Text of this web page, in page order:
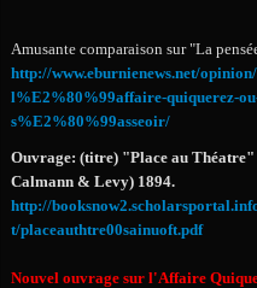
Amusante comparaison sur "La
http://www.eburnienews.net/
l%E2%80%99affaire-quiquerez-
s%E2%80%99asseoir/
Ouvrage: (titre) "Place au
Calmann & Levy) 1894.
http://
t/placeauthtre00sainuoft.pdf
Nouvel ouvrage sur l'Affaire